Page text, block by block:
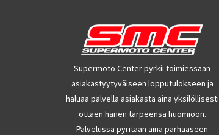
Supermoto Center pyrkii toimiessaan
asiakastyytyväiseen lopputulokseen ja
haluaa palvella asiakasta aina yksilöllisesti
ottaen hänen tarpeensa huomioon.
Palvelussa pyritään aina parhaaseen